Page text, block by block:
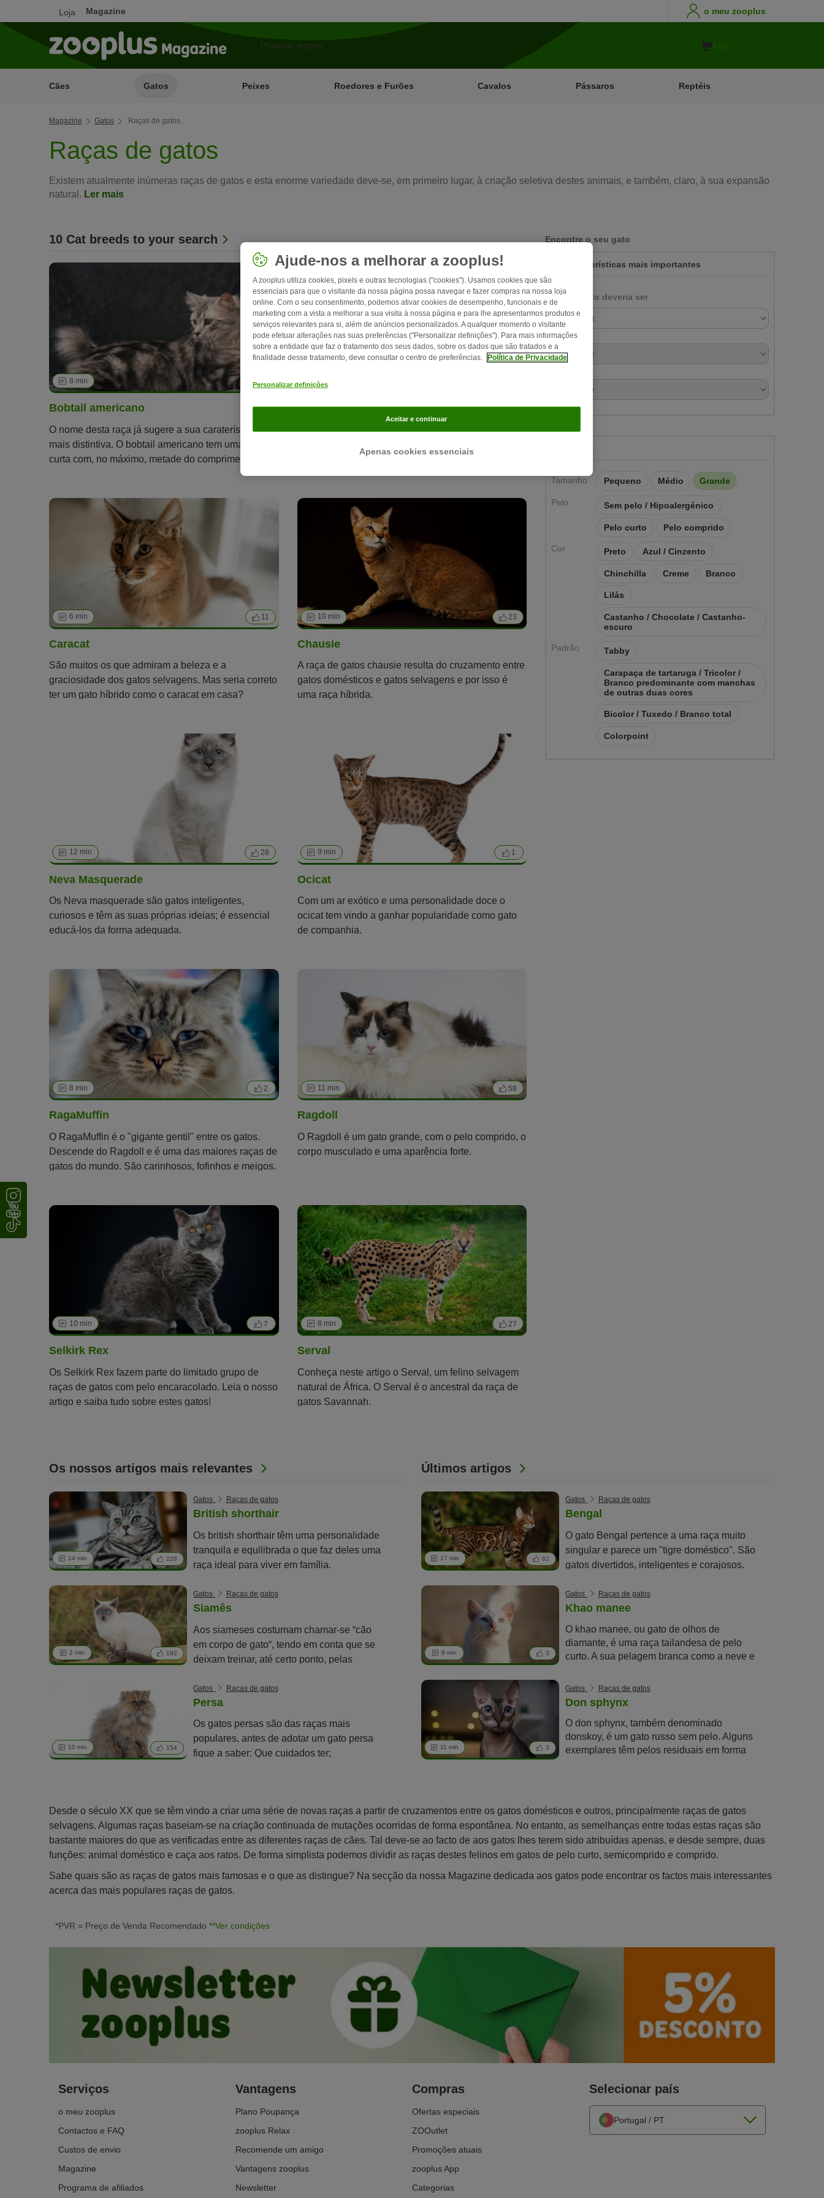
Loja Magazine o meu zooplus
Cães Gatos Peixes Roedores e Furões Cavalos Pássaros Reptéis
Magazine Gatos Raças de gatos
Raças de gatos
Existem atualmente inúmeras raças de gatos e esta enorme variedade deve-se, em primeiro lugar, à criação seletiva destes animais, e também, claro, à sua expansão
natural. Ler mais
Encontre o seu gato
As características mais importantes
O meu gato deveria ser
Tamanho Pequeno Médio Grande
Pelo Sem pelo / Hipoalergénico
Pelo curto Pelo comprido
Cor Preto Azul / Cinzento
Chinchilla Creme Branco
Lilás
Castanho / Chocolate / Castanho-
escuro
Padrão Tabby
Carapaça de tartaruga / Tricolor /
Branco predominante com manchas
de outras duas cores
Bicolor / Tuxedo / Branco total
Colorpoint
10 Cat breeds to your search
8 min 1
Bobtail americano
O nome desta raça já sugere a sua caraterística
mais distintiva. O bobtail americano tem uma cauda
curta com, no máximo, metade do comprimento da
12 min
Bosque da Noruega
O bosque da Noruega conquista facilmente o
selvagem e personalidade genuína.
6 min 11
Caracat
São muitos os que admiram a beleza e a
graciosidade dos gatos selvagens. Mas seria correto
ter um gato híbrido como o caracat em casa?
10 min 23
Chausie
A raça de gatos chausie resulta do cruzamento entre
gatos domésticos e gatos selvagens e por isso é
uma raça híbrida.
12 min 28
Neva Masquerade
Os Neva masquerade são gatos inteligentes,
curiosos e têm as suas próprias ideias; é essencial
educá-los da forma adequada.
9 min 1
Ocicat
Com um ar exótico e uma personalidade doce o
ocicat tem vindo a ganhar popularidade como gato
de companhia.
8 min 2
RagaMuffin
O RagaMuffin é o "gigante gentil" entre os gatos.
Descende do Ragdoll e é uma das maiores raças de
gatos do mundo. São carinhosos, fofinhos e meigos.
11 min 58
Ragdoll
O Ragdoll é um gato grande, com o pelo comprido, o
corpo musculado e uma aparência forte.
10 min 7
Selkirk Rex
Os Selkirk Rex fazem parte do limitado grupo de
raças de gatos com pelo encaracolado. Leia o nosso
artigo e saiba tudo sobre estes gatos!
8 min 27
Serval
Conheça neste artigo o Serval, um felino selvagem
natural de África. O Serval é o ancestral da raça de
gatos Savannah.
Os nossos artigos mais relevantes
14 min 228
Gatos Raças de gatos
British shorthair
Os british shorthair têm uma personalidade
tranquila e equilibrada o que faz deles uma
raça ideal para viver em família.
2 min 192
Gatos Raças de gatos
Siamês
Aos siameses costumam chamar-se “cão
em corpo de gato“, tendo em conta que se
deixam treinar, até certo ponto, pelas
10 min 154
Gatos Raças de gatos
Persa
Os gatos persas são das raças mais
populares, antes de adotar um gato persa
fique a saber: Que cuidados ter;
Últimos artigos
17 min 62
Gatos Raças de gatos
Bengal
O gato Bengal pertence a uma raça muito
singular e parece um "tigre doméstico". São
gatos divertidos, inteligentes e corajosos.
8 min 3
Gatos Raças de gatos
Khao manee
O khao manee, ou gato de olhos de
diamante, é uma raça tailandesa de pelo
curto. A sua pelagem branca como a neve e
nome, que significa joia branca. No entanto,
esta raça é muito rara fora da Tailândia.
11 min 3
Gatos Raças de gatos
Don sphynx
O don sphynx, também denominado
donskoy, é um gato russo sem pelo. Alguns
exemplares têm pelos residuais em forma
causar problemas.
Desde o século XX que se têm vindo a criar uma série de novas raças a partir de cruzamentos entre os gatos domésticos e outros, principalmente raças de gatos
selvagens. Algumas raças baseiam-se na criação continuada de mutações ocorridas de forma espontânea. No entanto, as semelhanças entre todas estas raças são
bastante maiores do que as verificadas entre as diferentes raças de cães. Tal deve-se ao facto de aos gatos lhes terem sido atribuídas apenas, e desde sempre, duas
funções: animal doméstico e caça aos ratos. De forma simplista podemos dividir as raças destes felinos em gatos de pelo curto, semicomprido e comprido.
Sabe quais são as raças de gatos mais famosas e o que as distingue? Na secção da nossa Magazine dedicada aos gatos pode encontrar os factos mais interessantes
acerca das mais populares raças de gatos.
*PVR = Preço de Venda Recomendado **Ver condições
Serviços
o meu zooplus
Contactos e FAQ
Custos de envio
Magazine
Programa de afiliados
Vantagens
Plano Poupança
zooplus Relax
Recomende um amigo
Vantagens zooplus
Newsletter
Compras
Ofertas especiais
ZOOutlet
Promoções atuais
zooplus App
Categorias
Selecionar país
Portugal / PT
Ajude-nos a melhorar a zooplus!
A zooplus utiliza cookies, pixels e outras tecnologias ("cookies"). Usamos cookies que são
essenciais para que o visitante da nossa página possa navegar e fazer compras na nossa loja
online. Com o seu consentimento, podemos ativar cookies de desempenho, funcionais e de
marketing com a vista a melhorar a sua visita à nossa página e para lhe apresentarmos produtos e
serviços relevantes para si, além de anúncios personalizados. A qualquer momento o visitante
pode efetuar alterações nas suas preferências ("Personalizar definições"). Para mais informações
sobre a entidade que faz o tratamento dos seus dados, sobre os dados que são tratados e a
finalidade desse tratamento, deve consultar o centro de preferências.
Política de Privacidade
Personalizar definições
Apenas cookies essenciais
Aceitar e continuar